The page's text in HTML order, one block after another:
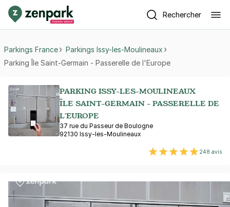
Rechercher
Parkings France
Parkings Issy-les-Moulineaux
Parking Île Saint-Germain - Passerelle de l'Europe
PARKING ISSY-LES-MOULINEAUX
ÎLE SAINT-GERMAIN - PASSERELLE DE
L'EUROPE
37 rue du Passeur de Boulogne
92130 Issy-les-Moulineaux
248 avis